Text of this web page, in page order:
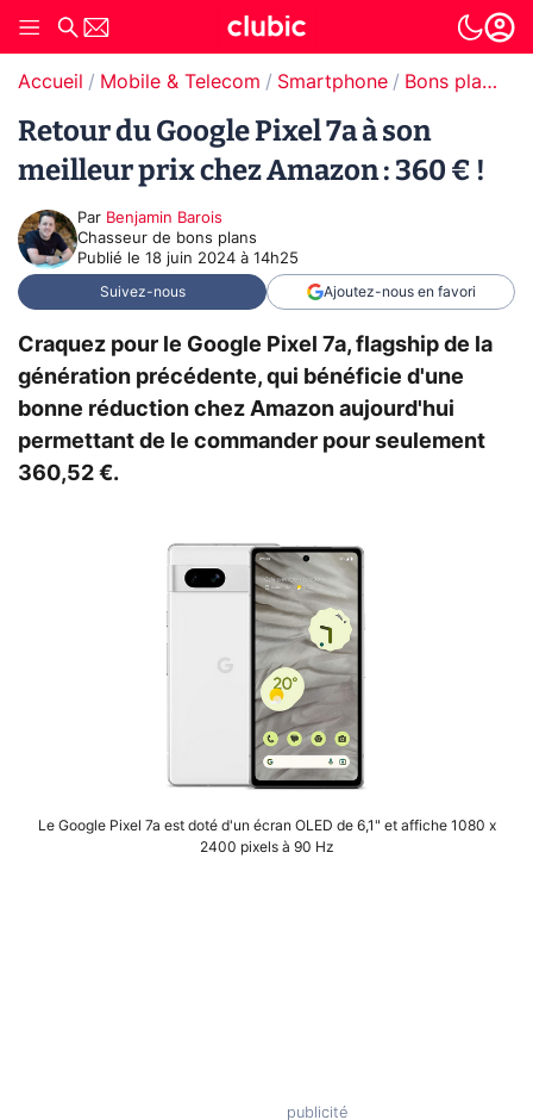
Accueil Mobile & Telecom Smartphone Bons plans Smartphones
Retour du Google Pixel 7a à son
meilleur prix chez Amazon : 360 € !
Par Benjamin Barois
Chasseur de bons plans
Publié le 18 juin 2024 à 14h25
Suivez-nous Ajoutez-nous en favori
Craquez pour le Google Pixel 7a, flagship de la
génération précédente, qui bénéficie d'une
bonne réduction chez Amazon aujourd'hui
permettant de le commander pour seulement
360,52 €.
Le Google Pixel 7a est doté d'un écran OLED de 6,1" et affiche 1080 x
2400 pixels à 90 Hz